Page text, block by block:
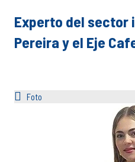
Experto del sector
Pereira y el Eje
Foto